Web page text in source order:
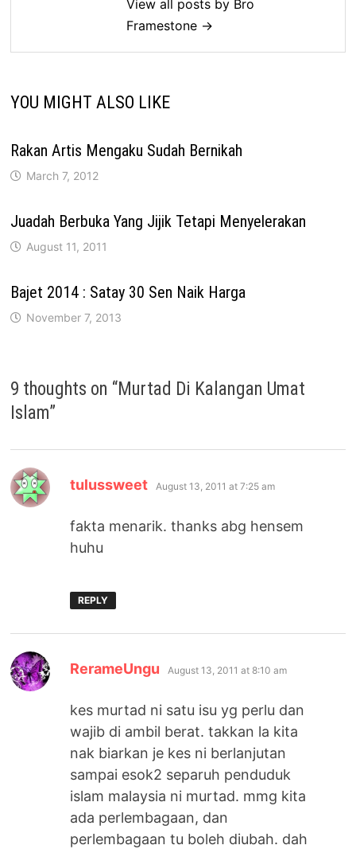
View all posts by Bro
Framestone →
YOU MIGHT ALSO LIKE
Rakan Artis Mengaku Sudah Bernikah
March 7, 2012
Juadah Berbuka Yang Jijik Tetapi Menyelerakan
August 11, 2011
Bajet 2014 : Satay 30 Sen Naik Harga
November 7, 2013
9 thoughts on “Murtad Di Kalangan Umat
Islam”
tulussweet says:
August 13, 2011 at 7:25 am
fakta menarik. thanks abg hensem
huhu
REPLY
RerameUngu says:
August 13, 2011 at 8:10 am
kes murtad ni satu isu yg perlu dan
wajib di ambil berat. takkan la kita
nak biarkan je kes ni berlanjutan
sampai esok2 separuh penduduk
islam malaysia ni murtad. mmg kita
ada perlembagaan, dan
perlembagaan tu boleh diubah. dah